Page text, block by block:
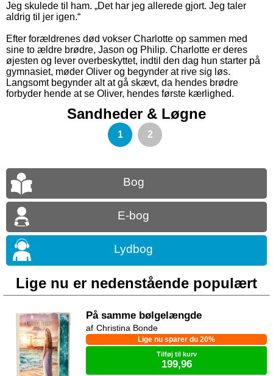
Jeg skulede til ham. „Det har jeg allerede gjort. Jeg taler
aldrig til jer igen.“
Efter forældrenes død vokser Charlotte op sammen med
sine to ældre brødre, Jason og Philip. Charlotte er deres
øjesten og lever overbeskyttet, indtil den dag hun starter på
gymnasiet, møder Oliver og begynder at rive sig løs.
Langsomt begynder alt at gå skævt, da hendes brødre
forbyder hende at se Oliver, hendes første kærlighed.
Sandheder & Løgne
1 2
Bog
E-bog
Lydbog
Lige nu er nedenstående populært
På samme bølgelængde
Lige nu sparer du 20%
Christina Bonde
Tilføj til kurv
199,96